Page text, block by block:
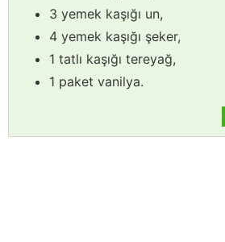
3 yemek kaşığı un,
4 yemek kaşığı şeker,
1 tatlı kaşığı tereyağ,
1 paket vanilya.